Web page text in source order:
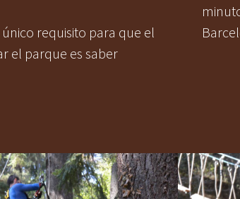
requisito para que el
el parque es saber